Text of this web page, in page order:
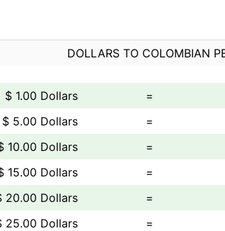
DOLLARS TO COLOMBIAN
$ 1.00 Dollars =
$ 5.00 Dollars
=
10.00 Dollars
=
15.00 Dollars
=
20.00 Dollars
=
25.00 Dollars
=